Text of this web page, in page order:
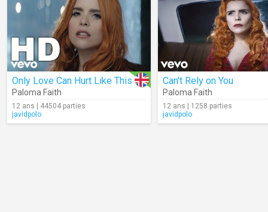
Only Love Can Hurt Like This
Paloma Faith
12 ans | 44504 parties
javidpolo
Can't Rely on You
Paloma Faith
12 ans | 1258 parties
javidpolo